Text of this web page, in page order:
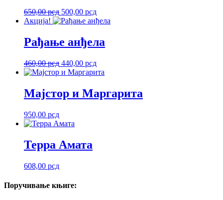
650,00рсд Оригинална
цена
650,00 рсд.
500,00 рсдТренутна
цена
Акција!
Рађање анђела
460,00рсд Оригинална
цена
460,00 рсд.
440,00 рсдТренутна
цена
Мајстор и Маргарита
950,00 рсд
Терра Амата
608,00 рсд
Поручивање књиге: